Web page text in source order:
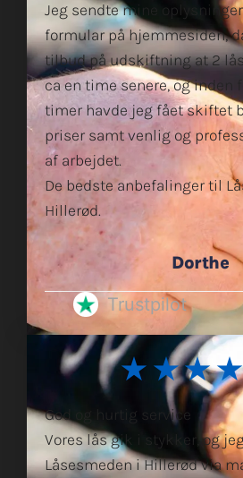
Jeg sendte mine
formular på hjemmesiden,
tilbud på udskiftning at 2
ca en time senere, og inden
timer havde jeg fået skiftet
priser samt venlig og
af arbejdet.
De bedste anbefalinger til
Hillerød.
Dorthe
Trustpilot
God og hurtig service
Vores lås gik i stykker, og
Låsesmeden i Hillerød via